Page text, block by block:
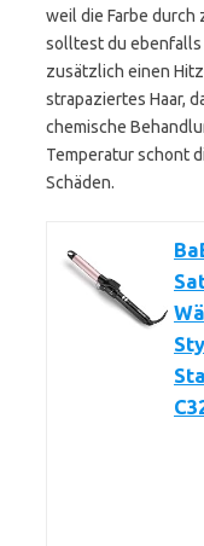
weil die Farbe durch
solltest du ebenfalls
zusätzlich einen
strapaziertes Haar,
chemische
Temperatur schont
Schäden.